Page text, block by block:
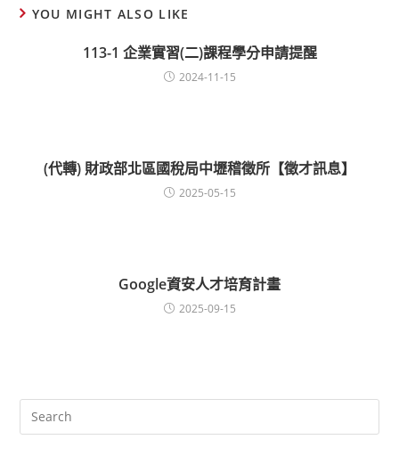
YOU MIGHT ALSO LIKE
113-1 企業實習(二)課程學分申請提醒
2024-11-15
(代轉) 財政部北區國稅局中壢稽徵所【徵才訊息】
2025-05-15
Google資安人才培育計畫
2025-09-15